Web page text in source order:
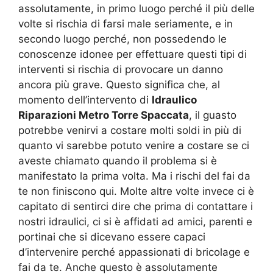
assolutamente, in primo luogo perché il più delle
volte si rischia di farsi male seriamente, e in
secondo luogo perché, non possedendo le
conoscenze idonee per effettuare questi tipi di
interventi si rischia di provocare un danno
ancora più grave. Questo significa che, al
momento dell’intervento di Idraulico
Riparazioni Metro Torre Spaccata, il guasto
potrebbe venirvi a costare molti soldi in più di
quanto vi sarebbe potuto venire a costare se ci
aveste chiamato quando il problema si è
manifestato la prima volta. Ma i rischi del fai da
te non finiscono qui. Molte altre volte invece ci è
capitato di sentirci dire che prima di contattare i
nostri idraulici, ci si è affidati ad amici, parenti e
portinai che si dicevano essere capaci
d’intervenire perché appassionati di bricolage e
fai da te. Anche questo è assolutamente